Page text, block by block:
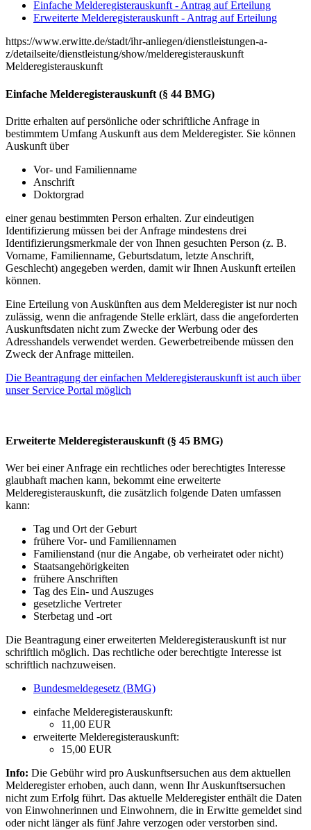
Einfache Melderegisterauskunft - Antrag auf Erteilung
Erweiterte Melderegisterauskunft - Antrag auf Erteilung
https://www.erwitte.de/stadt/ihr-anliegen/dienstleistungen-a-
z/detailseite/dienstleistung/show/melderegisterauskunft
Melderegisterauskunft
Einfache Melderegisterauskunft (§ 44 BMG)
Dritte erhalten auf persönliche oder schriftliche Anfrage in
bestimmtem Umfang Auskunft aus dem Melderegister. Sie können
Auskunft über
Vor- und Familienname
Anschrift
Doktorgrad
einer genau bestimmten Person erhalten. Zur eindeutigen
Identifizierung müssen bei der Anfrage mindestens drei
Identifizierungsmerkmale der von Ihnen gesuchten Person (z. B.
Vorname, Familienname, Geburtsdatum, letzte Anschrift,
Geschlecht) angegeben werden, damit wir Ihnen Auskunft erteilen
können.
Eine Erteilung von Auskünften aus dem Melderegister ist nur noch
zulässig, wenn die anfragende Stelle erklärt, dass die angeforderten
Auskunftsdaten nicht zum Zwecke der Werbung oder des
Adresshandels verwendet werden. Gewerbetreibende müssen den
Zweck der Anfrage mitteilen.
Die Beantragung der einfachen Melderegisterauskunft ist auch über
unser Service Portal möglich
Erweiterte Melderegisterauskunft (§ 45 BMG)
Wer bei einer Anfrage ein rechtliches oder berechtigtes Interesse
glaubhaft machen kann, bekommt eine erweiterte
Melderegisterauskunft, die zusätzlich folgende Daten umfassen
kann:
Tag und Ort der Geburt
frühere Vor- und Familiennamen
Familienstand (nur die Angabe, ob verheiratet oder nicht)
Staatsangehörigkeiten
frühere Anschriften
Tag des Ein- und Auszuges
gesetzliche Vertreter
Sterbetag und -ort
Die Beantragung einer erweiterten Melderegisterauskunft ist nur
schriftlich möglich. Das rechtliche oder berechtigte Interesse ist
schriftlich nachzuweisen.
Bundesmeldegesetz (BMG)
einfache Melderegisterauskunft:
11,00 EUR
erweiterte Melderegisterauskunft:
15,00 EUR
Info: Die Gebühr wird pro Auskunftsersuchen aus dem aktuellen
Melderegister erhoben, auch dann, wenn Ihr Auskunftsersuchen
nicht zum Erfolg führt. Das aktuelle Melderegister enthält die Daten
von Einwohnerinnen und Einwohnern, die in Erwitte gemeldet sind
oder nicht länger als fünf Jahre verzogen oder verstorben sind.